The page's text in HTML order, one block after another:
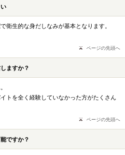
衛生的な身だしなみが基本となります。
ページの先頭へ
ますか？
トを全く経験していなかった方がたくさん
ページの先頭へ
ですか？